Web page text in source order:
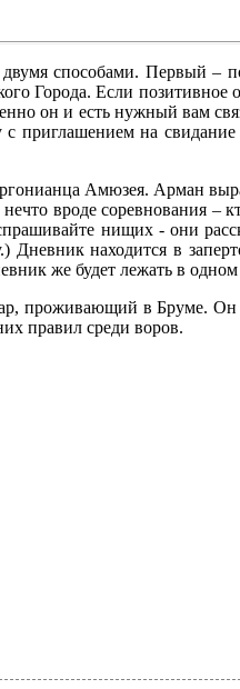
способами. Первый –
Города. Если позитивное
он и есть нужный вам
с приглашением на
Амюзея. Арман
вроде соревнования –
нищих - они
Дневник находится в
же будет лежать в
проживающий в Бруме.
правил среди воров.